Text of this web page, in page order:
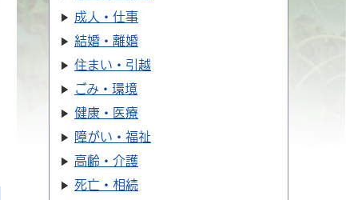
成人・仕事
結婚・離婚
住まい・引越
ごみ・環境
健康・医療
障がい・福祉
高齢・介護
死亡・相続